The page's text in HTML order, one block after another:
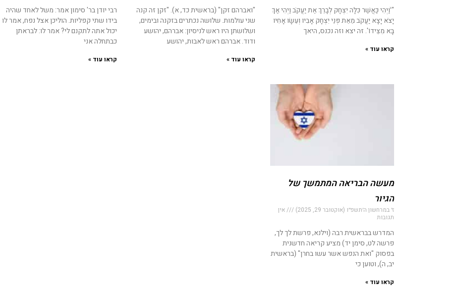
"'ֹוַיְהִי כַּאֲשֶׁר כִּלָּה יִצְחָק לְבָרֵךְ אֶת יַעֲקֹב וַיְהִי אַךְ
יָצֹא יָצָא יַעֲקֹב מֵאֵת פְּנֵי יִצְחָק אָבִיו וְעֵשָׂו אָחִיו
בָּא מִצֵּידוֹ'. זה יצא וזה נכנס, היאך
קראו עוד »
"ואברהם זקן" (בראשית כד, א). "זקן זה קנה
שני עולמות. שלושה נכתרים בזקנה ובימים,
ושלושתן היו ראש לניסיון: אברהם, יהושע
ודוד. אברהם ראש לאבות, יהושע
קראו עוד »
רבי יודן בר' סימון אמר: משל לאחד שהיה
בידו שתי קפליות. הוליכן אצל נפח, אמר לו
יכול אתה לתקנם לי? אמר לו: לבראתן
כבתחלה אני
קראו עוד »
מעשה הבריאה המתמשך של
הגיור
ז׳ במרחשון ה׳תשפ״ו (אוקטובר 29, 2025)
אין
תגובות
המדרש בבראשית רבה (וילנא, פרשת לך לך,
פרשה לט, סימן יד) מציע קריאה חדשנית
בפסוק "ואת הנפש אשר עשו בחרן" (בראשית
יב, ה), וטוען כי
קראו עוד »